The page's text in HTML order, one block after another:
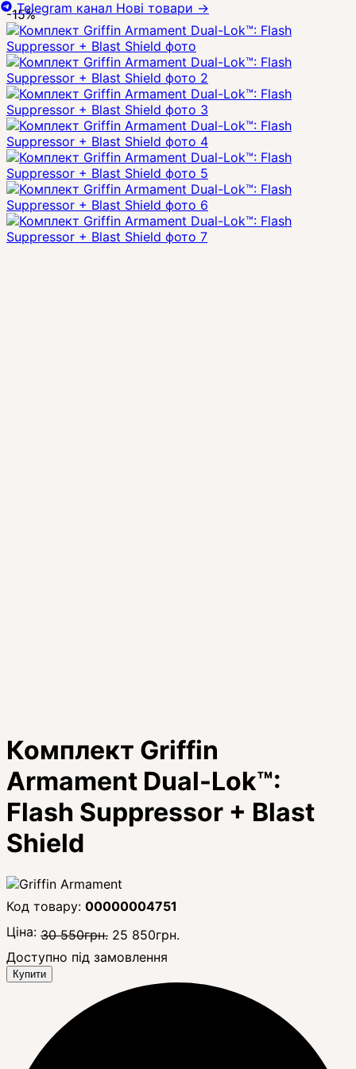
-15%
Комплект Griffin
Armament Dual-Lok™:
Flash Suppressor + Blast
Shield
00000004751
Ціна: 30 550грн. 25 850грн.
Доступно під замовлення
Купити
Telegram канал Нові товари →